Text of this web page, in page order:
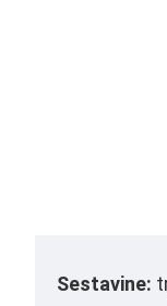
Sestavine: